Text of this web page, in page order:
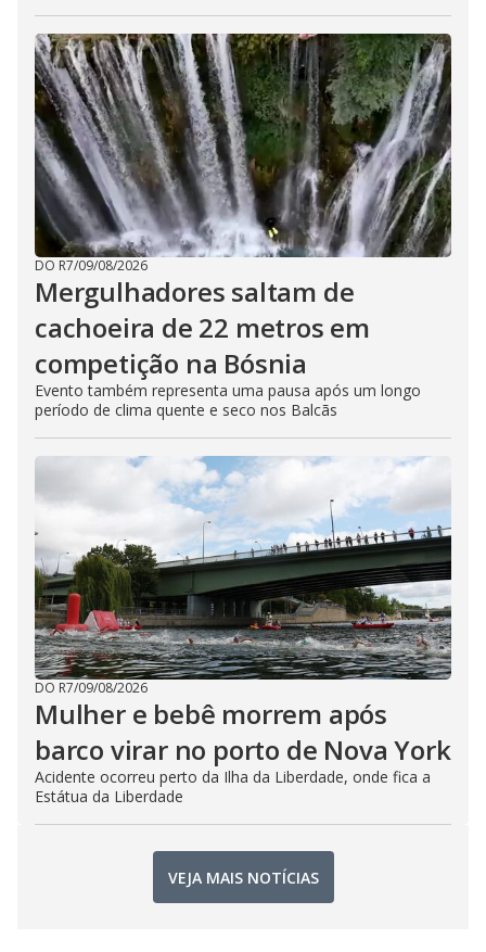
DO R7/09/08/2026
Mergulhadores ​​saltam de
cachoeira de 22 metros em
competição na Bósnia
Evento também representa uma pausa após um longo
período de clima quente e seco nos Balcãs
DO R7/09/08/2026
Mulher e bebê morrem após
barco virar no porto de Nova York
Acidente ocorreu perto da Ilha da Liberdade, onde fica a
Estátua da Liberdade
VEJA MAIS NOTÍCIAS